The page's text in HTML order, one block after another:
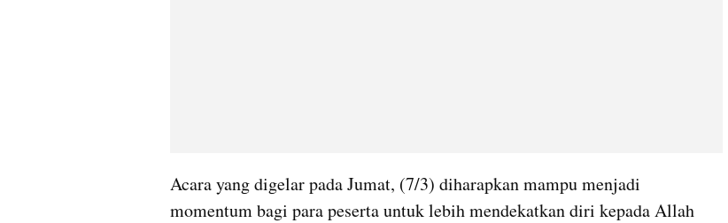
Acara yang digelar pada Jumat, (7/3) diharapkan mampu menjadi
momentum bagi para peserta untuk lebih mendekatkan diri kepada Allah